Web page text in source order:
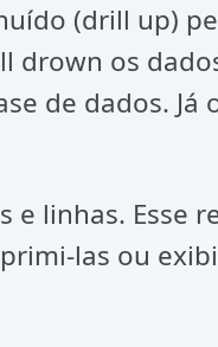
(drill up)
os
de dados. Já
linhas. Esse
las ou